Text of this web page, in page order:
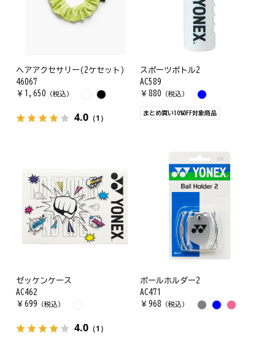
ヘアアクセサリー(2ケセット)
46067
￥ 1,650 （税込）
4.0 （1）
スポーツボトル2
AC589
￥ 880 （税込）
まとめ買い10%OFF対象商品
ゼッケンケース
AC462
￥ 699 （税込）
4.0 （1）
ボールホルダー2
AC471
￥ 968 （税込）